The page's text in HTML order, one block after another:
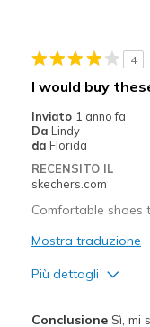
4
I would buy
Inviato 1 anno fa
Da Lindy
da Florida
RECENSITO IL
skechers.com
Comfortable shoes
Mostra traduzione
Più dettagli
ConclusioneSì, mi